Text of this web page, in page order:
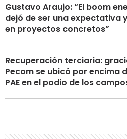
Gustavo Araujo: “El boom
dejó de ser una expectativa
en proyectos concretos”
Recuperación terciaria:
Pecom se ubicó por encima
PAE en el podio de los